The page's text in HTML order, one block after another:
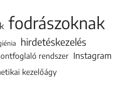
fodrászoknak
hirdetéskezelés
rendszer Instagram
kezelőágy